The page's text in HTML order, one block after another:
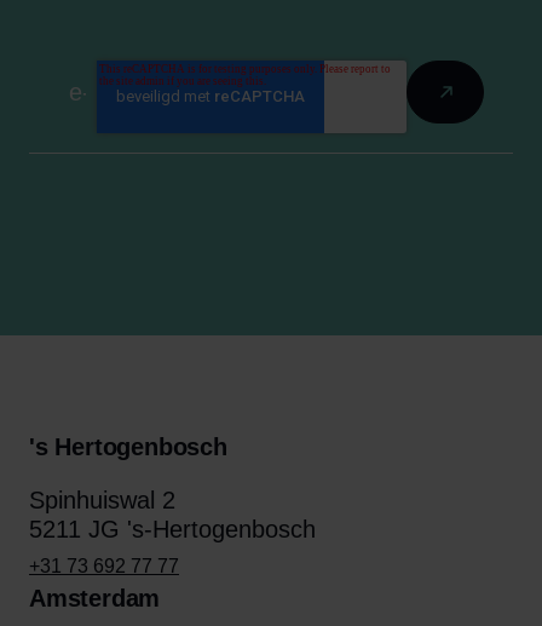
's Hertogenbosch
Spinhuiswal 2
5211 JG 's-Hertogenbosch
+31 73 692 77 77
Amsterdam